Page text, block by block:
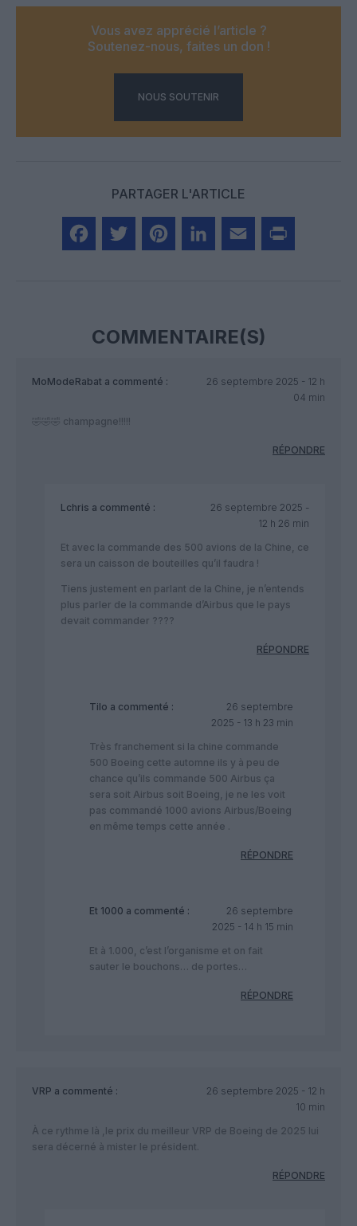
Vous avez apprécié l’article ?
Soutenez-nous, faites un don !
NOUS SOUTENIR
PARTAGER L'ARTICLE
COMMENTAIRE(S)
MoModeRabat a commenté :
26 septembre 2025 - 12 h
04 min
🤣🤣🤣 champagne!!!!!
RÉPONDRE
Lchris a commenté :
26 septembre 2025 -
12 h 26 min
Et avec la commande des 500 avions de la Chine, ce
sera un caisson de bouteilles qu’il faudra !
Tiens justement en parlant de la Chine, je n’entends
plus parler de la commande d’Airbus que le pays
devait commander ????
RÉPONDRE
Tilo a commenté :
26 septembre
2025 - 13 h 23 min
Très franchement si la chine commande
500 Boeing cette automne ils y à peu de
chance qu’ils commande 500 Airbus ça
sera soit Airbus soit Boeing, je ne les voit
pas commandé 1000 avions Airbus/Boeing
en même temps cette année .
RÉPONDRE
Et 1000 a commenté :
26 septembre
2025 - 14 h 15 min
Et à 1.000, c’est l’organisme et on fait
sauter le bouchons… de portes…
RÉPONDRE
VRP a commenté :
26 septembre 2025 - 12 h
10 min
À ce rythme là ,le prix du meilleur VRP de Boeing de 2025 lui
sera décerné à mister le président.
RÉPONDRE